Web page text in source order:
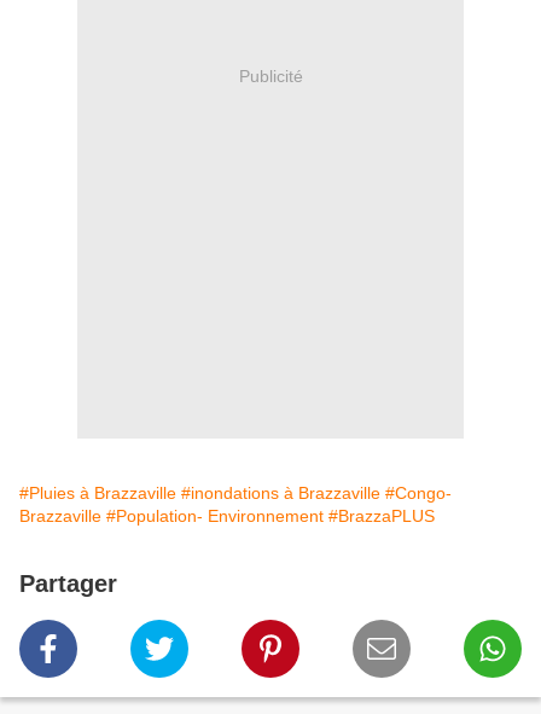
Publicité
#Pluies à Brazzaville #inondations à Brazzaville #Congo-
Brazzaville #Population- Environnement #BrazzaPLUS
Partager